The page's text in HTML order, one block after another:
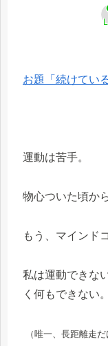
お題「続けてい
運動は苦手。
物心ついた頃か
もう、マインド
私は運動できな
く何もできない。
（唯一、長距離走